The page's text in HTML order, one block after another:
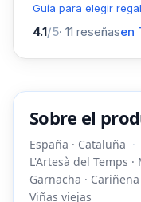
Guía para elegir
4.1/5· 11 reseñasen
Sobre el
España · Cataluña
L'Artesà del Temps ·
Garnacha ·
Viñas viejas